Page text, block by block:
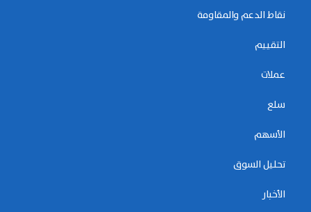
نقاط الدعم والمقاومة
التقييم
عملات
سلع
الأسهم
تحليل السوق
الأخبار